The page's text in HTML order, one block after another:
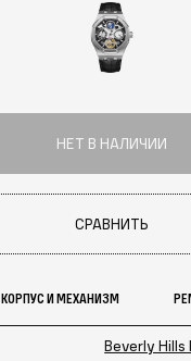
НЕТ В НАЛИЧИИ
СРАВНИТЬ
КОРПУС И МЕХАНИЗМ
Beverly Hills